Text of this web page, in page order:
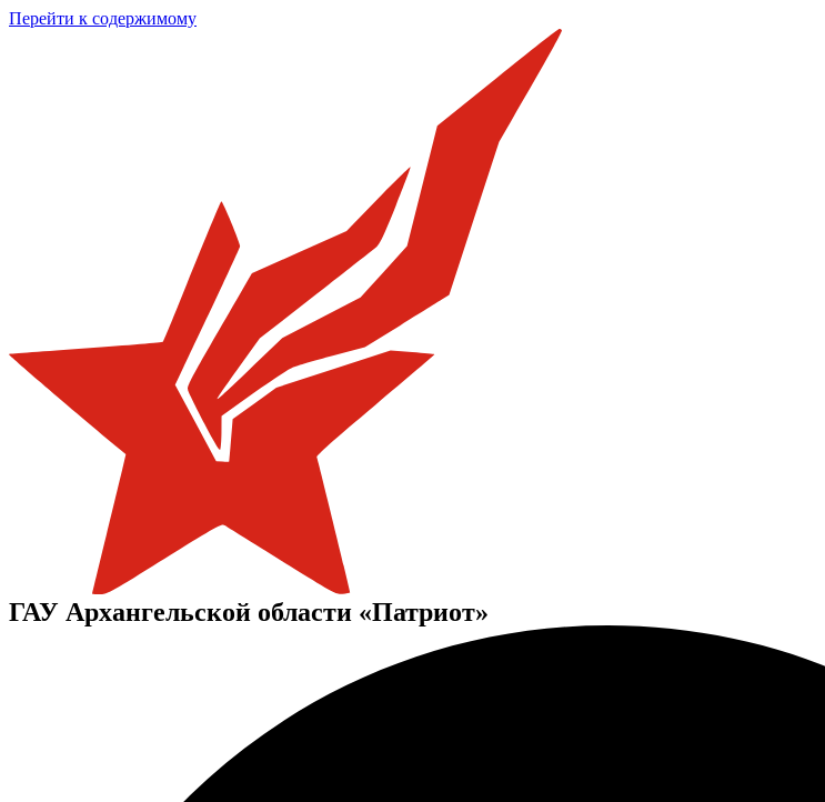
Перейти к содержимому
ГАУ Архангельской области «Патриот»